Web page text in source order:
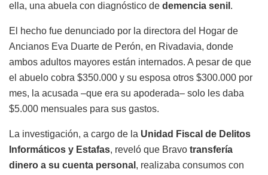
ella, una abuela con diagnóstico de demencia senil .
El hecho fue denunciado por la directora del Hogar de
Ancianos Eva Duarte de Perón, en Rivadavia, donde
ambos adultos mayores están internados. A pesar de que
el abuelo cobra $350.000 y su esposa otros $300.000 por
mes, la acusada –que era su apoderada– solo les daba
$5.000 mensuales para sus gastos.
La investigación, a cargo de la Unidad Fiscal de Delitos
Informáticos y Estafas, reveló que Bravo transfería
dinero a su cuenta personal , realizaba consumos con